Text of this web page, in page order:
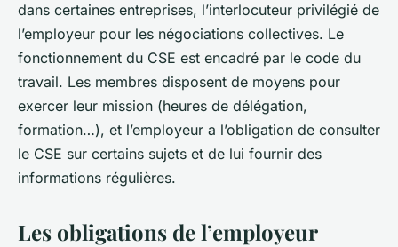
dans certaines entreprises, l’interlocuteur privilégié de
l’employeur pour les négociations collectives. Le
fonctionnement du CSE est encadré par le code du
travail. Les membres disposent de moyens pour
exercer leur mission (heures de délégation,
formation…), et l’employeur a l’obligation de consulter
le CSE sur certains sujets et de lui fournir des
informations régulières.
Les obligations de l’employeur